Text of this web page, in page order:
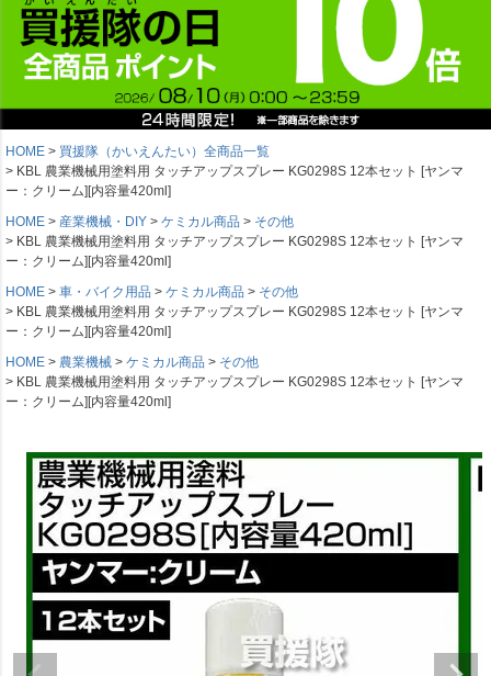
HOME
買援隊（かいえんたい）全商品一覧
KBL 農業機械用塗料用 タッチアップスプレー KG0298S 12本セット [ヤンマ
ー：クリーム][内容量420ml]
HOME
産業機械・DIY ケミカル商品
その他
KBL 農業機械用塗料用 タッチアップスプレー KG0298S 12本セット [ヤンマ
ー：クリーム][内容量420ml]
HOME
車・バイク用品 ケミカル商品
その他
KBL 農業機械用塗料用 タッチアップスプレー KG0298S 12本セット [ヤンマ
ー：クリーム][内容量420ml]
HOME
農業機械 ケミカル商品
その他
KBL 農業機械用塗料用 タッチアップスプレー KG0298S 12本セット [ヤンマ
ー：クリーム][内容量420ml]